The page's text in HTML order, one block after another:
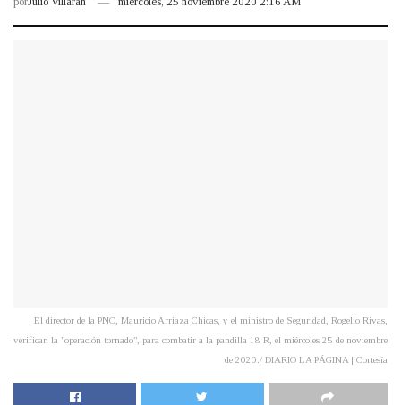
El director de la PNC, Mauricio Arriaza Chicas, y el ministro de Seguridad, Rogelio Rivas,
verifican la "operación tornado", para combatir a la pandilla 18 R, el miércoles 25 de noviembre
de 2020./ DIARIO LA PÁGINA | Cortesía